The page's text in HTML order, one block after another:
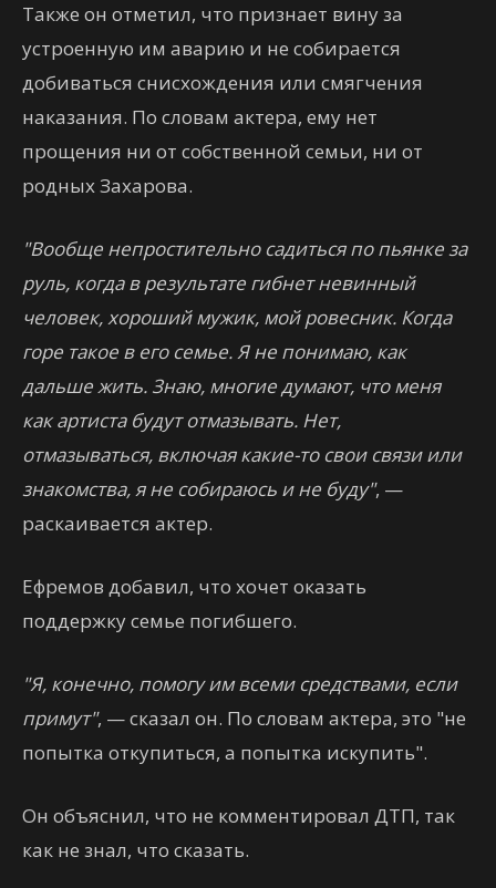
Также он отметил, что признает вину за
устроенную им аварию и не собирается
добиваться снисхождения или смягчения
наказания. По словам актера, ему нет
прощения ни от собственной семьи, ни от
родных Захарова.
"Вообще непростительно садиться по пьянке за
руль, когда в результате гибнет невинный
человек, хороший мужик, мой ровесник. Когда
горе такое в его семье. Я не понимаю, как
дальше жить. Знаю, многие думают, что меня
как артиста будут отмазывать. Нет,
отмазываться, включая какие-то свои связи или
знакомства, я не собираюсь и не буду", —
раскаивается актер.
Ефремов добавил, что хочет оказать
поддержку семье погибшего.
"Я, конечно, помогу им всеми средствами, если
примут", — сказал он. По словам актера, это "не
попытка откупиться, а попытка искупить".
Он объяснил, что не комментировал ДТП, так
как не знал, что сказать.